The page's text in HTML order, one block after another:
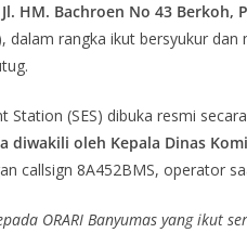
HM. Bachroen No 43 Berkoh,
dalam rangka ikut bersyukur
Station (SES) dibuka resmi
diwakili oleh Kepala Dinas
callsign 8A452BMS, operator
ORARI Banyumas yang ikut